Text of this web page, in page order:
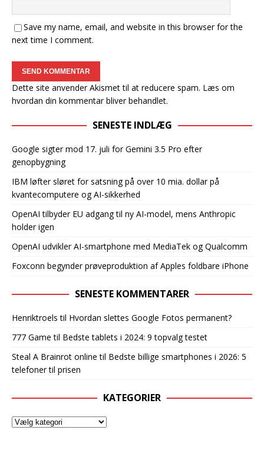
Save my name, email, and website in this browser for the
next time I comment.
Dette site anvender Akismet til at reducere spam. Læs om
hvordan din kommentar bliver behandlet.
SENESTE INDLÆG
Google sigter mod 17. juli for Gemini 3.5 Pro efter
genopbygning
IBM løfter sløret for satsning på over 10 mia. dollar på
kvantecomputere og AI-sikkerhed
OpenAI tilbyder EU adgang til ny AI-model, mens Anthropic
holder igen
OpenAI udvikler AI-smartphone med MediaTek og Qualcomm
Foxconn begynder prøveproduktion af Apples foldbare iPhone
SENESTE KOMMENTARER
Henriktroels til Hvordan slettes Google Fotos permanent?
777 Game til Bedste tablets i 2024: 9 topvalg testet
Steal A Brainrot online til Bedste billige smartphones i 2026: 5
telefoner til prisen
KATEGORIER